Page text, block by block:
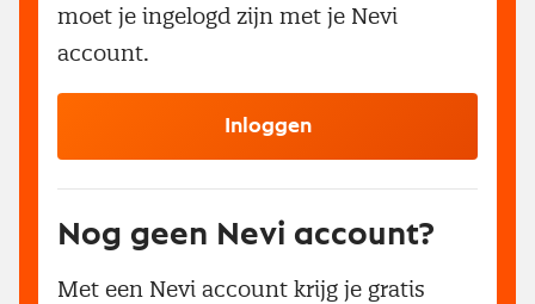
moet je ingelogd zijn met je Nevi
account.
Inloggen
Nog geen Nevi account?
Met een Nevi account krijg je gratis